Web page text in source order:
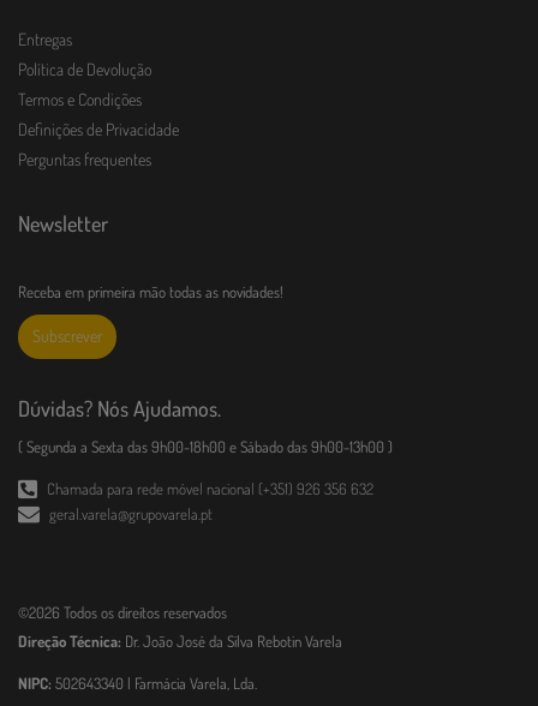
Entregas
Política de Devolução
Termos e Condições
Definições de Privacidade
Perguntas frequentes
Newsletter
Receba em primeira mão todas as novidades!
Subscrever
Dúvidas? Nós Ajudamos.
( Segunda a Sexta das 9h00-18h00 e Sábado das 9h00-13h00 )
Chamada para rede móvel nacional (+351) 926 356 632
geral.varela@grupovarela.pt
©2026 Todos os direitos reservados
Direção Técnica: Dr. João José da Silva Rebotin Varela
NIPC: 502643340 | Farmácia Varela, Lda.